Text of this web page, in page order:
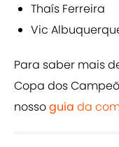
Thaís Ferreira
Vic
Para saber mais
Copa dos
nossoguia da